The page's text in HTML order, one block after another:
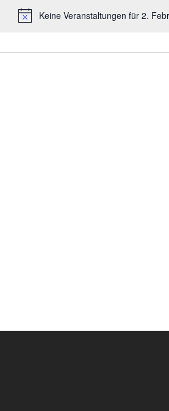
Keine Veranstaltungen für 2.